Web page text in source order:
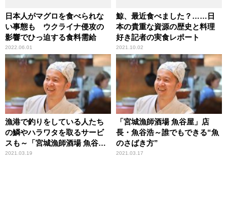
日本人がマグロを食べられな
い事態も ウクライナ侵攻の
影響でひっ迫する食料需給
2022.06.01
鯨、最近食べました？……日
本の貴重な資源の歴史と料理
好き記者の実食レポート
2021.10.02
漁港で釣りをしている人たち
の鱗やハラワタを取るサービ
スも～「宮城漁師酒場 魚谷
屋」店長・魚谷浩
2021.03.19
「宮城漁師酒場 魚谷屋」店
長・魚谷浩～誰でもできる“魚
のさばき方”
2021.03.17